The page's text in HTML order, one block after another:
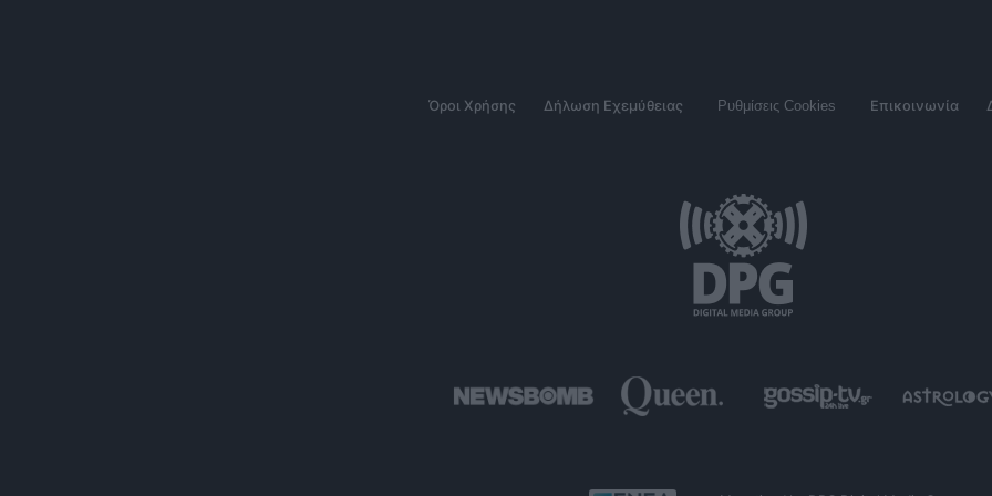
Όροι Χρήσης Δήλωση Εχεμύθειας Ρυθμίσεις Cookies Επικοινωνία